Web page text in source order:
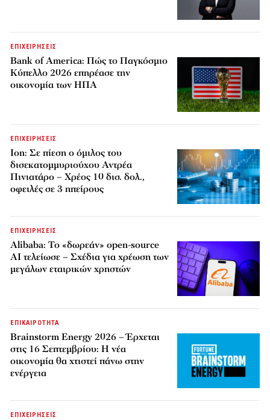
ΕΠΙΧΕΙΡΗΣΕΙΣ
Bank of America: Πώς το Παγκόσμιο
Κύπελλο 2026 επηρέασε την
οικονομία των ΗΠΑ
ΕΠΙΧΕΙΡΗΣΕΙΣ
Ion: Σε πίεση ο όμιλος του
δισεκατομμυριούχου Αντρέα
Πινιατάρο – Χρέος 10 δισ. δολ.,
οφειλές σε 3 ηπείρους
ΕΠΙΧΕΙΡΗΣΕΙΣ
Alibaba: Το «δωρεάν» open-source
AI τελείωσε – Σχέδια για χρέωση των
μεγάλων εταιρικών χρηστών
ΕΠΙΚΑΙΡΟΤΗΤΑ
Brainstorm Energy 2026 – Έρχεται
στις 16 Σεπτεμβρίου: Η νέα
οικονομία θα χτιστεί πάνω στην
ενέργεια
ΕΠΙΧΕΙΡΗΣΕΙΣ